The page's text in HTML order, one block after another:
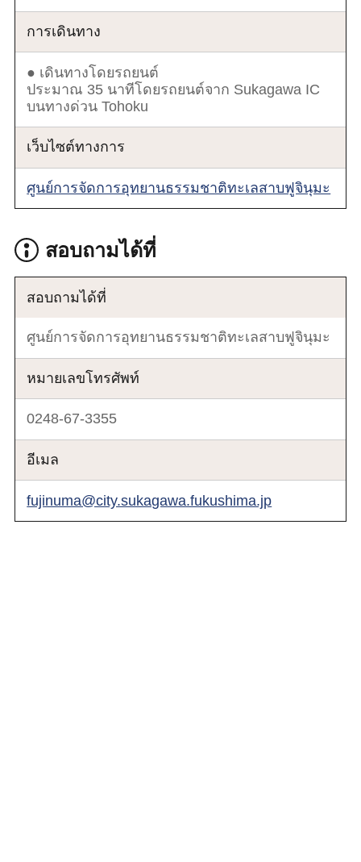
การเดินทาง
● เดินทางโดยรถยนต์
ประมาณ 35 นาทีโดยรถยนต์จาก Sukagawa IC
บนทางด่วน Tohoku
เว็บไซต์ทางการ
ศูนย์การจัดการอุทยานธรรมชาติทะเลสาบฟูจินุมะ
สอบถามได้ที่
สอบถามได้ที่
ศูนย์การจัดการอุทยานธรรมชาติทะเลสาบฟูจินุมะ
หมายเลขโทรศัพท์
0248-67-3355
อีเมล
fujinuma@city.sukagawa.fukushima.jp